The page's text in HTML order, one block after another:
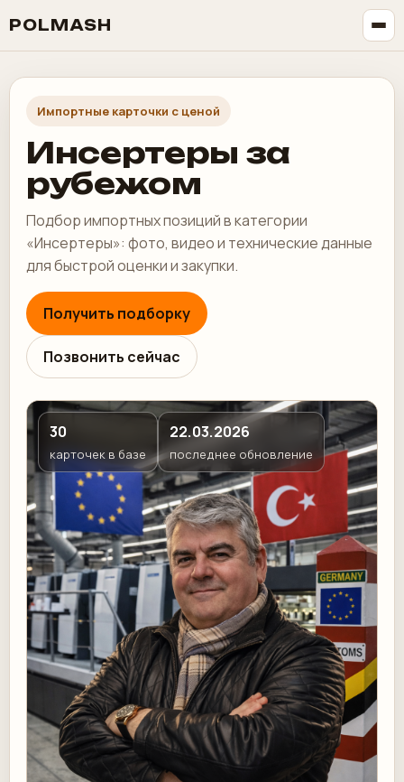
POLMASH
Импортные карточки с ценой
Инсертеры за
рубежом
Подбор импортных позиций в категории
«Инсертеры»: фото, видео и технические данные
для быстрой оценки и закупки.
Получить подборку
Позвонить сейчас
30
карточек в базе
22.03.2026
последнее обновление